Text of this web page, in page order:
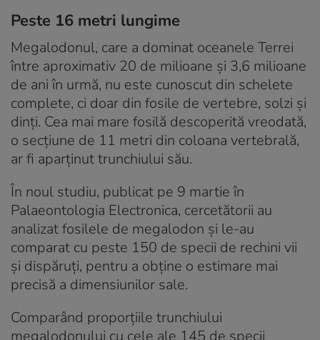
Peste 16 metri lungime
Megalodonul, care a dominat oceanele Terrei
între aproximativ 20 de milioane și 3,6 milioane
de ani în urmă, nu este cunoscut din schelete
complete, ci doar din fosile de vertebre, solzi și
dinți. Cea mai mare fosilă descoperită vreodată,
o secțiune de 11 metri din coloana vertebrală,
ar fi aparținut trunchiului său.
În noul studiu, publicat pe 9 martie în
Palaeontologia Electronica, cercetătorii au
analizat fosilele de megalodon și le-au
comparat cu peste 150 de specii de rechini vii
și dispăruți, pentru a obține o estimare mai
precisă a dimensiunilor sale.
Comparând proporțiile trunchiului
megalodonului cu cele ale 145 de specii